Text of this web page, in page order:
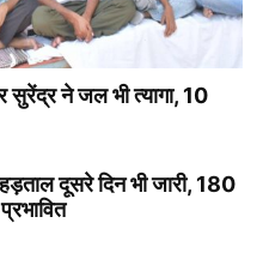
ने जल भी त्यागा, 10
दूसरे दिन भी जारी, 180